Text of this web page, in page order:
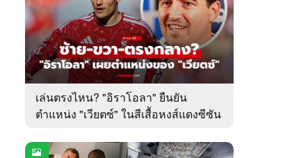
เล่นตรงไหน? "อิราโอลา" ยืนยัน
ตำแหน่ง "เวียตซ์" ในสีเสื้อหงส์แดงซีซัน